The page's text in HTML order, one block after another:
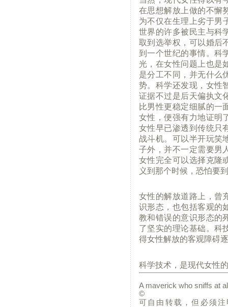
在思想解放上做的不懈
为不仅在生理上劣于
世界的许多被民主与科
取到选举权，可以婚后
到一个世纪的事情。科
光，在女性问题上也是
是分工不同，并无什么
势。科学还发现，女性
证据不过是后天偏执文
比男性更稳定细腻的一
女性，便强有力地证明
女性早已渗透到传统只
战斗机。可以半开玩笑
子外，并不一定需要男
女性完全可以选择克隆
义到那个时候，恐怕要
女性的解放道路上，曾
识形态，也包括客观的
教和错误的意识形态的
了坚实的理论基础。科
得女性解放的客观障碍
科学技术，是现代女性
A maverick who sniffs at
©
可自由转载，但必须